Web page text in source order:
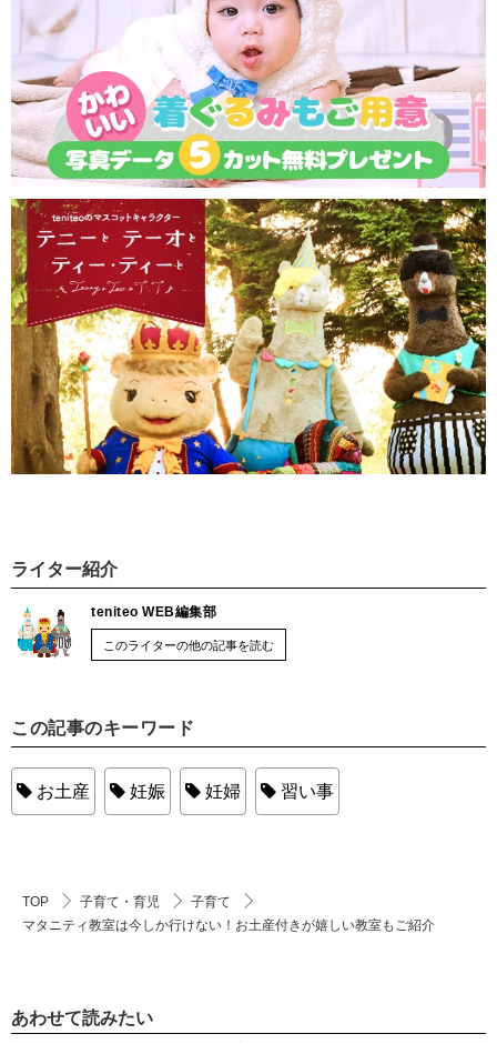
ライター紹介
teniteo WEB編集部
このライターの他の記事を読む
この記事のキーワード
お土産 妊娠 妊婦 習い事
TOP 子育て・育児
子育て
マタニティ教室は今しか行けない！お土産付きが嬉しい教室もご紹介
あわせて読みたい